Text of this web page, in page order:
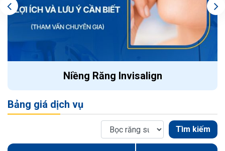
Niềng Răng Invisalign
Bảng giá dịch vụ
Tìm kiếm